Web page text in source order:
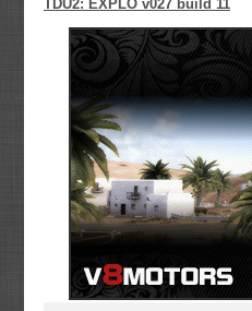
TDU2: EXPLO v027 build 11